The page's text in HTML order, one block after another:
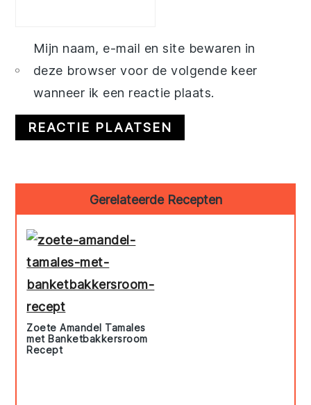
Mijn naam, e-mail en site bewaren in
deze browser voor de volgende keer
wanneer ik een reactie plaats.
Sidebar
Gerelateerde Recepten
Zoete Amandel Tamales
met Banketbakkersroom
Recept